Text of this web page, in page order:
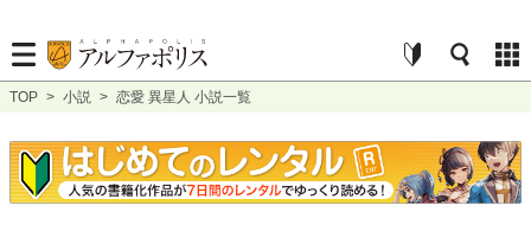
TOP > 小説 > 恋愛 異星人 小説一覧